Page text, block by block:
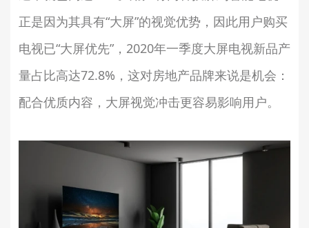
正是因为其具有“大屏”的视觉优势，因此用户购买
电视已“大屏优先”，2020年一季度大屏电视新品产
量占比高达72.8%，这对房地产品牌来说是机会：
配合优质内容，大屏视觉冲击更容易影响用户。